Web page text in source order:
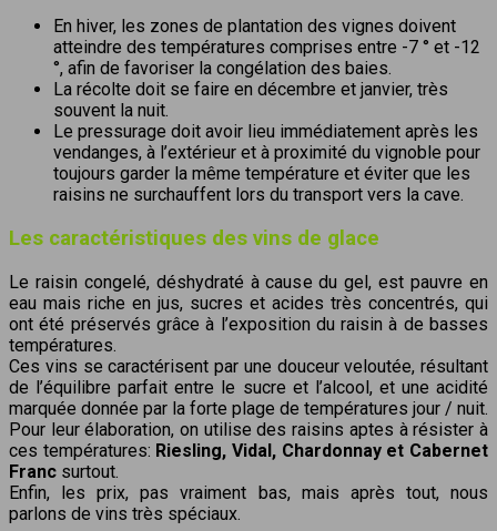
En hiver, les zones de plantation des vignes doivent
atteindre des températures comprises entre -7 ° et -12
°, afin de favoriser la congélation des baies.
La récolte doit se faire en décembre et janvier, très
souvent la nuit.
Le pressurage doit avoir lieu immédiatement après les
vendanges, à l’extérieur et à proximité du vignoble pour
toujours garder la même température et éviter que les
raisins ne surchauffent lors du transport vers la cave.
Les caractéristiques des vins de glace
Le raisin congelé, déshydraté à cause du gel, est pauvre en
eau mais riche en jus, sucres et acides très concentrés, qui
ont été préservés grâce à l’exposition du raisin à de basses
températures.
Ces vins se caractérisent par une douceur veloutée, résultant
de l’équilibre parfait entre le sucre et l’alcool, et une acidité
marquée donnée par la forte plage de températures jour / nuit.
Pour leur élaboration, on utilise des raisins aptes à résister à
ces températures: Riesling, Vidal, Chardonnay et Cabernet
Franc surtout.
Enfin, les prix, pas vraiment bas, mais après tout, nous
parlons de vins très spéciaux.